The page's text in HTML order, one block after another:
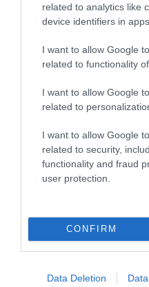
related to analytics like
device identifiers in apps.
I want to allow Google
related to functionality
I want to allow Google
related to
I want to allow Google
related to security,
functionality and fraud
user protection.
CONFIRM
Data Deletion
Μυρτώ Κοροβέση στο
διαφάνεια, όχι άλλα